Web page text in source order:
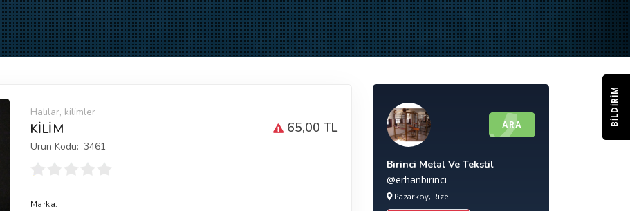
Halılar, kilimler
65,00 TL
KİLİM
Ürün Kodu: 3461
Marka:
ARA
Birinci Metal Ve Tekstil
@erhanbirinci
Pazarköy, Rize
BILDIRIM